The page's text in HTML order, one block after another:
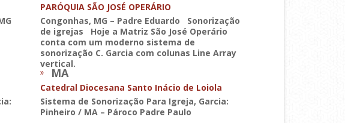
PARÓQUIA SÃO JOSÉ OPERÁRIO
Congonhas, MG – Padre Eduardo Sonorização
de igrejas Hoje a Matriz São José Operário
conta com um moderno sistema de
sonorização C. Garcia com colunas Line Array
vertical.
MA
Catedral Diocesana Santo Inácio de Loiola
Sistema de Sonorização Para Igreja, Garcia:
Pinheiro / MA – Pároco Padre Paulo